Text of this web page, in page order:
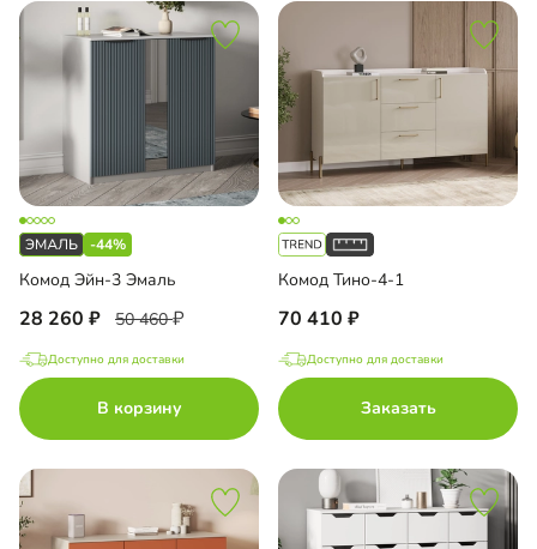
-44%
Комод Эйн-3 Эмаль
28 260 50 460
Доступно для доставки
В корзину
Комод Тино-4-1
70 410
Доступно для доставки
Заказать